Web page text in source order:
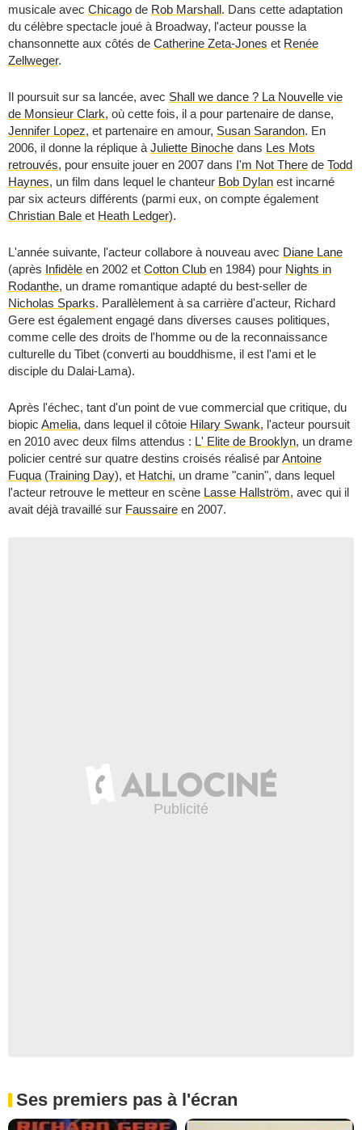
musicale avec Chicago de Rob Marshall. Dans cette adaptation
du célèbre spectacle joué à Broadway, l'acteur pousse la
chansonnette aux côtés de Catherine Zeta-Jones et Renée
Zellweger.
Il poursuit sur sa lancée, avec Shall we dance ? La Nouvelle vie
de Monsieur Clark, où cette fois, il a pour partenaire de danse,
Jennifer Lopez, et partenaire en amour, Susan Sarandon. En
2006, il donne la réplique à Juliette Binoche dans Les Mots
retrouvés, pour ensuite jouer en 2007 dans I'm Not There de Todd
Haynes, un film dans lequel le chanteur Bob Dylan est incarné
par six acteurs différents (parmi eux, on compte également
Christian Bale et Heath Ledger).
L'année suivante, l'acteur collabore à nouveau avec Diane Lane
(après Infidèle en 2002 et Cotton Club en 1984) pour Nights in
Rodanthe, un drame romantique adapté du best-seller de
Nicholas Sparks. Parallèlement à sa carrière d'acteur, Richard
Gere est également engagé dans diverses causes politiques,
comme celle des droits de l'homme ou de la reconnaissance
culturelle du Tibet (converti au bouddhisme, il est l'ami et le
disciple du Dalai-Lama).
Après l'échec, tant d'un point de vue commercial que critique, du
biopic Amelia, dans lequel il côtoie Hilary Swank, l'acteur poursuit
en 2010 avec deux films attendus : L' Elite de Brooklyn, un drame
policier centré sur quatre destins croisés réalisé parAntoine
Fuqua (Training Day), et Hatchi, un drame "canin", dans lequel
l'acteur retrouve le metteur en scène Lasse Hallström, avec qui il
avait déjà travaillé sur Faussaire en 2007.
Ses premiers pas à l'écran